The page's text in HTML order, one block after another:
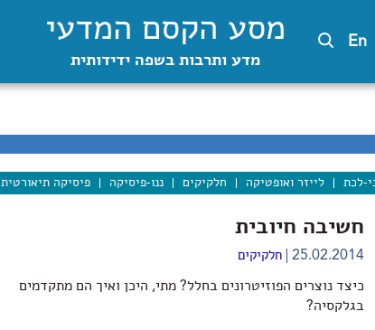
En מסע הקסם המדעי
מדע ותרבות בשפה ידידותית
לכת לייזר ואופטיקה חלקיקים ננו-פיסיקה פיסיקה תיאורטית
חשיבה חיובית
25.02.2014 חלקיקים
כיצד נוצרים הפוזיטרונים בחלל? מתי, היכן ואיך הם מתקדמים
בגלקסיה?